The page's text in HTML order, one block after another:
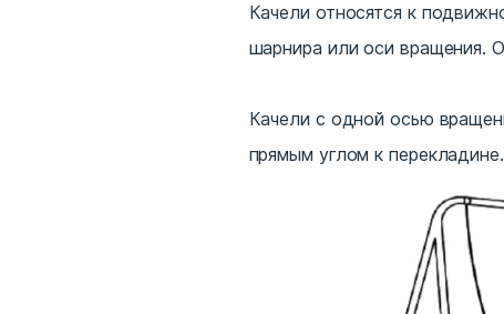
Качели относятся к
шарнира или оси вращения.
Качели с одной осью
прямым углом к